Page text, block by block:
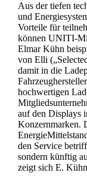
Aus der tiefen
und
Vorteile für
können UNITI-
Elmar Kühn
von Elli
damit in die
hochwertigen
auf den Displays
Konzernmarken.
den Service
sondern künftig
zeigt sich E.